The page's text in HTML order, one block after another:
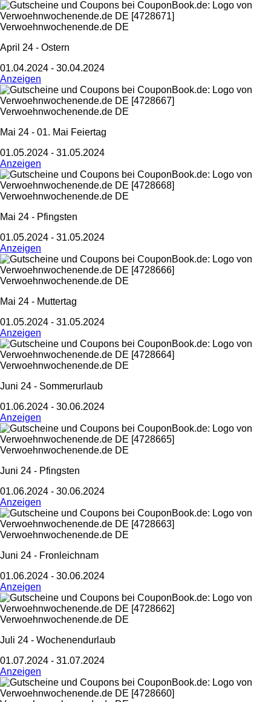
Verwoehnwochenende.de DE
April 24 - Ostern
01.04.2024 - 30.04.2024
Anzeigen
Verwoehnwochenende.de DE
Mai 24 - 01. Mai Feiertag
01.05.2024 - 31.05.2024
Anzeigen
Verwoehnwochenende.de DE
Mai 24 - Pfingsten
01.05.2024 - 31.05.2024
Anzeigen
Verwoehnwochenende.de DE
Mai 24 - Muttertag
01.05.2024 - 31.05.2024
Anzeigen
Verwoehnwochenende.de DE
Juni 24 - Sommerurlaub
01.06.2024 - 30.06.2024
Anzeigen
Verwoehnwochenende.de DE
Juni 24 - Pfingsten
01.06.2024 - 30.06.2024
Anzeigen
Verwoehnwochenende.de DE
Juni 24 - Fronleichnam
01.06.2024 - 30.06.2024
Anzeigen
Verwoehnwochenende.de DE
Juli 24 - Wochenendurlaub
01.07.2024 - 31.07.2024
Anzeigen